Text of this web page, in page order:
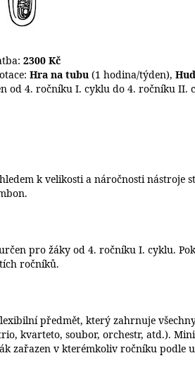
2300 Kč
Hra na tubu (1 hodina/týden),
od 4. ročníku I. cyklu do 4. ročníku II.
k velikosti a náročnosti nástroje
pro žáky od 4. ročníku I. cyklu.
ročníků.
předmět, který zahrnuje
kvarteto, soubor, orchestr, atd.).
zařazen v kterémkoliv ročníku podle